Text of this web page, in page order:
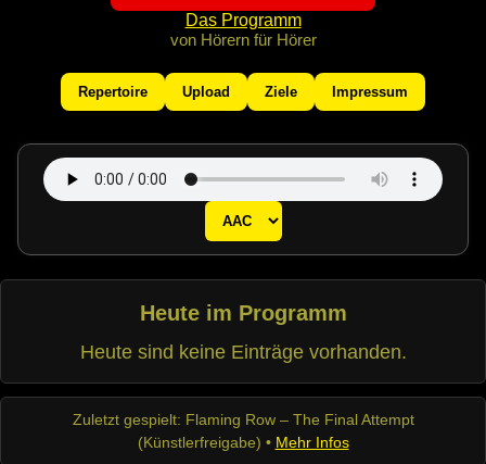
Das Programm
von Hörern für Hörer
Repertoire Upload Ziele Impressum
Heute im Programm
Heute sind keine Einträge vorhanden.
Zuletzt gespielt: Flaming Row – The Final Attempt
(Künstlerfreigabe) • Mehr Infos